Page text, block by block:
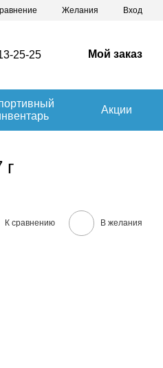
Желания Вход
25-25 Мой заказ
Акции
г
К сравнению В желания